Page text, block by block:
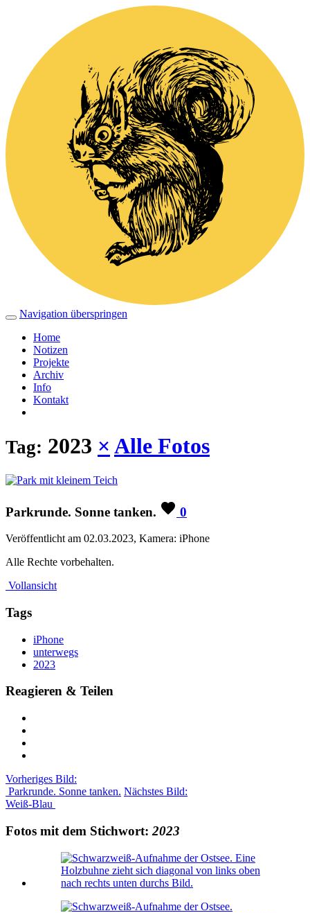
Navigation überspringen
Home
Notizen
Projekte
Archiv
Info
Kontakt
Tag: 2023 × Alle Fotos
Parkrunde. Sonne tanken. 0
Veröffentlicht am 02.03.2023, Kamera: iPhone
Alle Rechte vorbehalten.
Vollansicht
Tags
iPhone
unterwegs
2023
Reagieren & Teilen
Vorheriges Bild:
Parkrunde. Sonne tanken. Nächstes Bild:
Weiß-Blau
Fotos mit dem Stichwort: 2023